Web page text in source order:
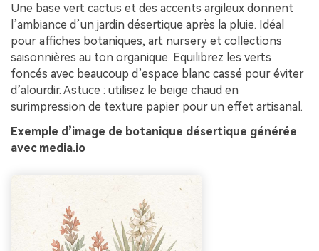
Une base vert cactus et des accents argileux donnent
l’ambiance d’un jardin désertique après la pluie. Idéal
pour affiches botaniques, art nursery et collections
saisonnières au ton organique. Equilibrez les verts
foncés avec beaucoup d’espace blanc cassé pour éviter
d’alourdir. Astuce : utilisez le beige chaud en
surimpression de texture papier pour un effet artisanal.
Exemple d’image de botanique désertique générée
avec media.io